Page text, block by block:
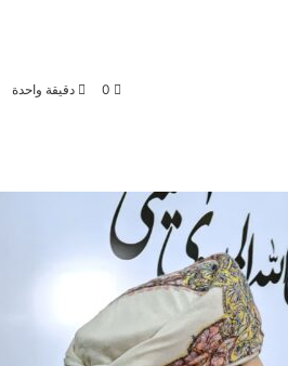
0 دقيقة واحدة